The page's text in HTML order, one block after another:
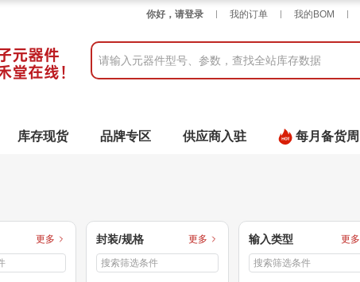
你好，请登录 我的订单 我的BOM
库存现货 品牌专区 供应商入驻 每月备货周
更多 封装/规格 更多 输入类型 更多